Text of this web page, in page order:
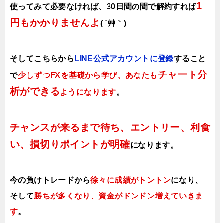
使ってみて必要なければ、30日間の間で解約すれば1
円もかかりませんよ ( ´艸｀)
そしてこちらから LINE公式アカウントに登録すること
で少しずつFXを基礎から学び、あなたも チャート分
析ができるようになります。
チャンスが来るまで待ち、エントリー、利食
い、損切りポイントが明確になります。
今の負けトレードから徐々に成績がトントンになり、
そして勝ちが多くなり、資金がドンドン増えていきま
す。